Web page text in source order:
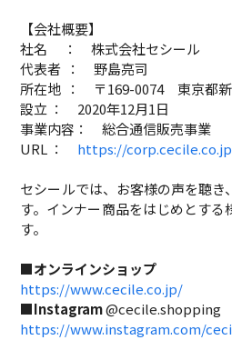
【会社概要】
社名 ： 株式会社セシール
代表者 ： 野島亮司
所在地 ： 〒169-0074 東京都
設立 ： 2020年12月1日
事業内容： 総合通信販売事業
URL ： https://
セシールでは、お客様の声を聴
す。インナー商品をはじめとす
す。
■オンラインショップ
https://www.cecile.co.jp/
■Instagram@cecile.shopping
https://www.instagram.com/